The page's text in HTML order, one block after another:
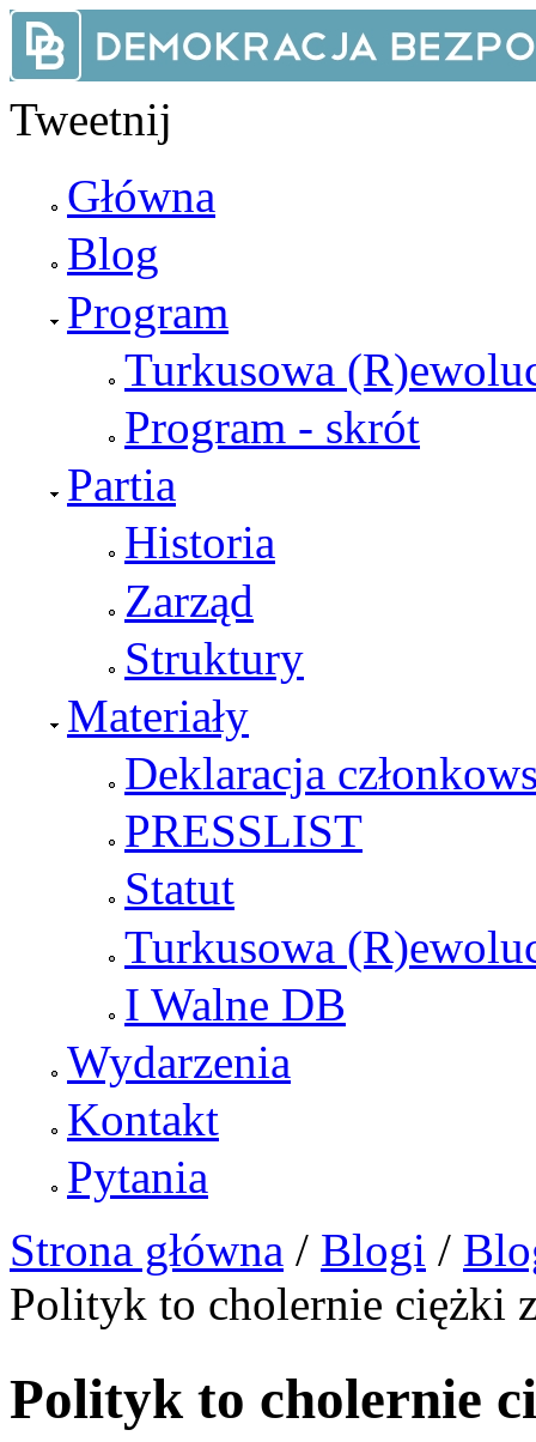
Przejdź do treści
Tweetnij
Główna
Blog
Program
Turkusowa
Program - skrót
Partia
Historia
Zarząd
Struktury
Materiały
Deklaracja
PRESSLIST
Statut
Turkusowa
I Walne DB
Wydarzenia
Kontakt
Pytania
Strona główna / Blogi /
Polityk to cholernie ciężki
Polityk to cholernie